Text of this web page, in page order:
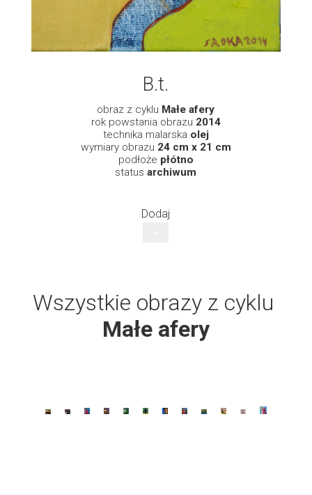
B.t.
obraz z cyklu Małe afery
rok powstania obrazu 2014
technika malarska olej
wymiary obrazu 24 cm x 21 cm
podłoże płótno
status archiwum
Dodaj
Wszystkie obrazy z cyklu
Małe afery